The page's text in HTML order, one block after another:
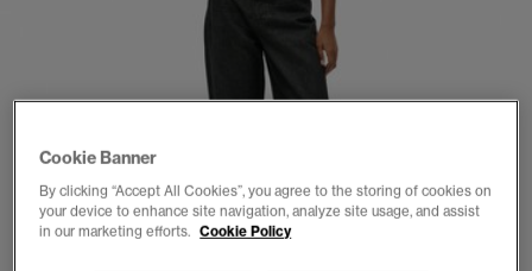
Cookie Banner
By clicking “Accept All Cookies”, you agree to the storing of cookies on
your device to enhance site navigation, analyze site usage, and assist
in our marketing efforts. Cookie Policy